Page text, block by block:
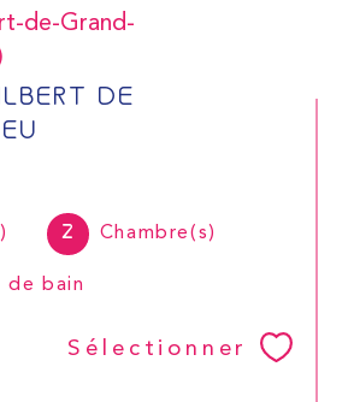
DE
2 Chambre(s)
de bain
Sélectionner